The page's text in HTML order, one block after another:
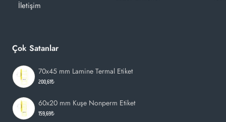
İletişim
Çok Satanlar
70x45 mm Lamine Termal Etiket
200,61₺
60x20 mm Kuşe Nonperm Etiket
159,69₺